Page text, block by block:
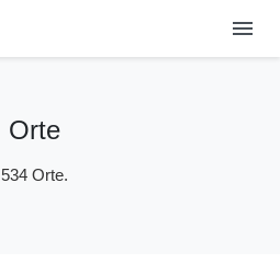
menu
Orte
534 Orte.